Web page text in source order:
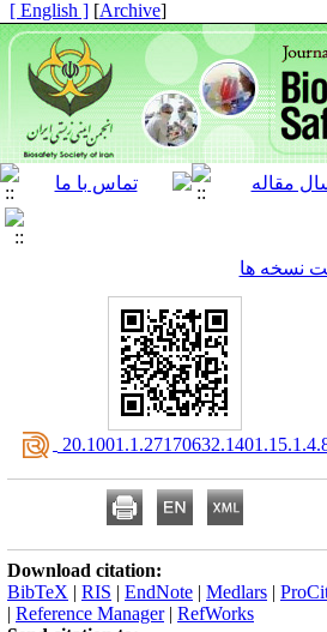
[
Archive
]
[ English ]
نسخه ها
Download citation:
BibTeX | RIS | EndNote | Medlars |
| Reference Manager| RefWorks